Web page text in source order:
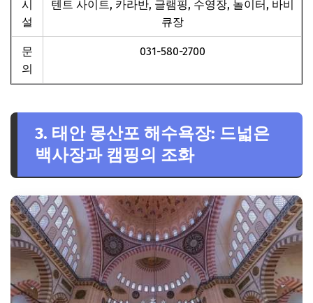
시
설
텐트 사이트, 카라반, 글램핑, 수영장, 놀이터, 바비
큐장
문
의
031-580-2700
3. 태안 몽산포 해수욕장: 드넓은
백사장과 캠핑의 조화